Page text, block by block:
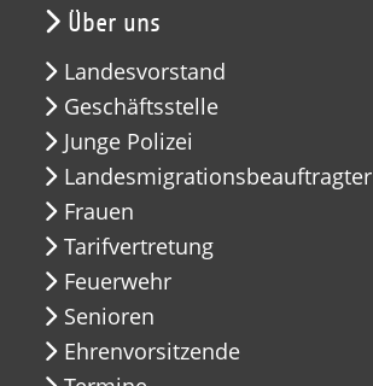
Über uns
Landesvorstand
Geschäftsstelle
Junge Polizei
Landesmigrationsbeauftragter
Frauen
Tarifvertretung
Feuerwehr
Senioren
Ehrenvorsitzende